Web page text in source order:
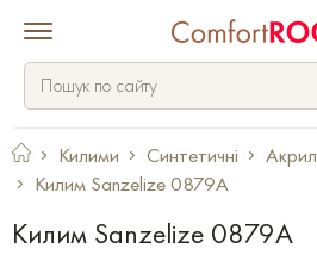
Килими Синтетичні Акрил
Килим Sanzelize 0879A
Килим Sanzelize 0879A